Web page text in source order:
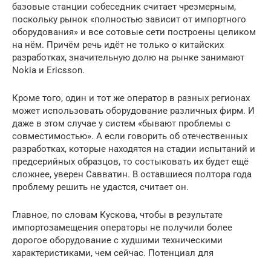
базовые станции собеседник считает чрезмерным,
поскольку рынок «полностью зависит от импортного
оборудования» и все сотовые сети построены целиком
на нём. Причём речь идёт не только о китайских
разработках, значительную долю на рынке занимают
Nokia и Ericsson.
Кроме того, один и тот же оператор в разных регионах
может использовать оборудование различных фирм. И
даже в этом случае у систем «бывают проблемы с
совместимостью». А если говорить об отечественных
разработках, которые находятся на стадии испытаний и
предсерийных образцов, то состыковать их будет ещё
сложнее, уверен Савватин. В оставшиеся полтора года
проблему решить не удастся, считает он.
Главное, по словам Кускова, чтобы в результате
импортозамещения операторы не получили более
дорогое оборудование с худшими техническими
характеристиками, чем сейчас. Потенциал для